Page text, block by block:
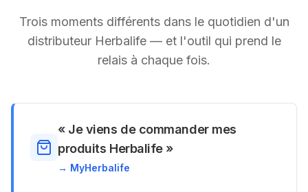
Trois moments différents dans le quotidien d'un
distributeur Herbalife — et l'outil qui prend le
relais à chaque fois.
« Je viens de commander mes
produits Herbalife»
→ MyHerbalife